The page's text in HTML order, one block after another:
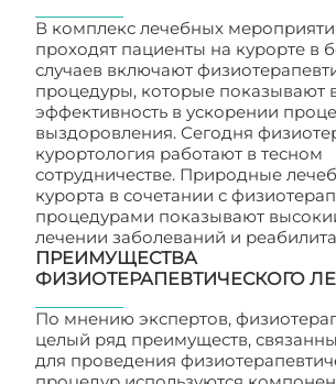
В комплекс лечебных
проходят пациенты на курорте в
случаев включают
процедуры, которые показывают
эффективность в ускорении
выздоровления. Сегодня
курортология работают в тесном
сотрудничестве. Природные
курорта в сочетании с
процедурами показывают
лечении заболеваний и
ПРЕИМУЩЕСТВА
ФИЗИОТЕРАПЕВТИЧЕСКОГО
По мнению экспертов,
целый ряд преимуществ,
для проведения